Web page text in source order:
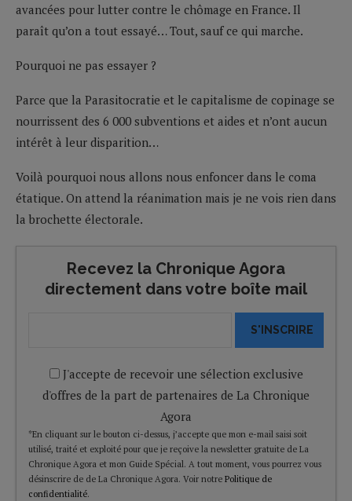
avancées pour lutter contre le chômage en France. Il
paraît qu’on a tout essayé… Tout, sauf ce qui marche.
Pourquoi ne pas essayer ?
Parce que la Parasitocratie et le capitalisme de copinage se
nourrissent des 6 000 subventions et aides et n’ont aucun
intérêt à leur disparition…
Voilà pourquoi nous allons nous enfoncer dans le coma
étatique. On attend la réanimation mais je ne vois rien dans
la brochette électorale.
Recevez la Chronique Agora
directement dans votre boîte mail
S'INSCRIRE
J'accepte de recevoir une sélection exclusive
d'offres de la part de partenaires de La Chronique
Agora
*En cliquant sur le bouton ci-dessus, j’accepte que mon e-mail saisi soit
utilisé, traité et exploité pour que je reçoive la newsletter gratuite de La
Chronique Agora et mon Guide Spécial. A tout moment, vous pourrez vous
désinscrire de de La Chronique Agora. Voir notre Politique de
confidentialité.